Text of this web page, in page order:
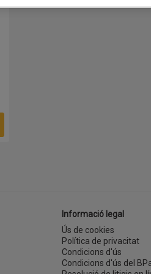
Informació legal
Ús de cookies
Política de privacitat
Condicions d'ús
Condicions d'ús del